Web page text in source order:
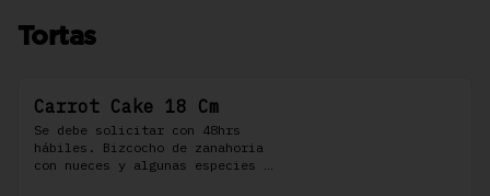
Tortas
Carrot Cake 18 Cm
Se debe solicitar con 48hrs
hábiles. Bizcocho de zanahoria
con nueces y algunas especies